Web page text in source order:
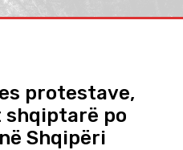
protestave,
po
Shqipëri